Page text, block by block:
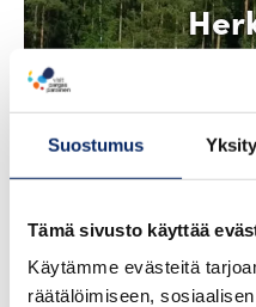
Suostumus
Tämä sivusto käyttää
Käytämme evästeitä
räätälöimiseen,